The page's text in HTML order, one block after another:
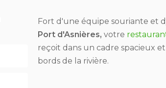
Fort d'une équipe souriante et
Port d'Asnières, votre
reçoit dans un cadre spacieux
bords de la rivière.